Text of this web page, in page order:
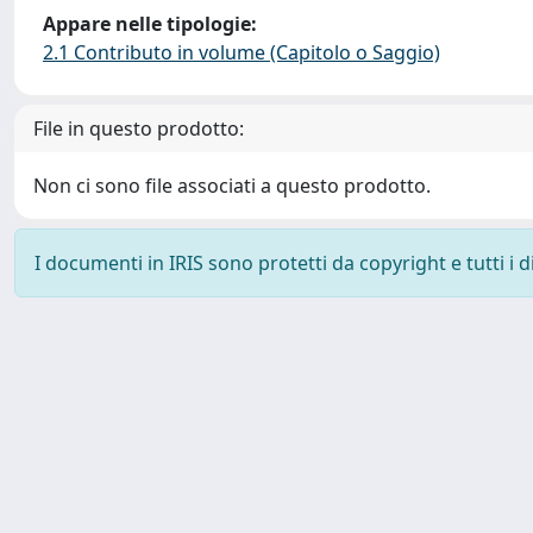
Appare nelle tipologie:
2.1 Contributo in volume (Capitolo o Saggio)
File in questo prodotto:
Non ci sono file associati a questo prodotto.
I documenti in IRIS sono protetti da copyright e tutti i